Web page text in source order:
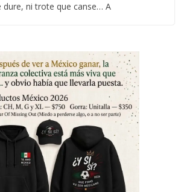
dure, ni trote que canse… A